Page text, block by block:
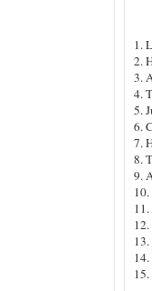
1.
2.
3.
4.
5.
6.
7.
8.
9.